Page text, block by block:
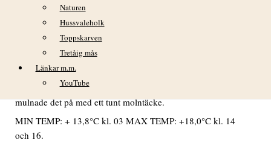
Naturen
Hussvaleholk
Toppskarven
Tretåig mås
Länkar m.m.
YouTube
TISDAG 9 JULI 2024
VÄDER
”Tumlarväder” mer eller mindre hela dagen. Morgonen och
förmiddagen klar och avtagande svag vind. Runt lunchtid
mulnade det på med ett tunt molntäcke.
MIN TEMP: + 13,8°C kl. 03 MAX TEMP: +18,0°C kl. 14
och 16.